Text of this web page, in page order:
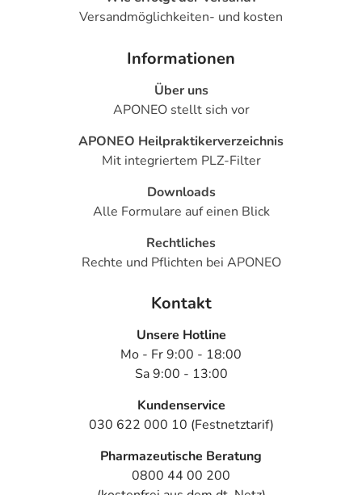
Versandmöglichkeiten- und kosten
Informationen
Über uns
APONEO stellt sich vor
APONEO Heilpraktikerverzeichnis
Mit integriertem PLZ-Filter
Downloads
Alle Formulare auf einen Blick
Rechtliches
Rechte und Pflichten bei APONEO
Kontakt
Unsere Hotline
Mo - Fr 9:00 - 18:00
Sa 9:00 - 13:00
Kundenservice
030 622 000 10 (Festnetztarif)
Pharmazeutische Beratung
0800 44 00 200